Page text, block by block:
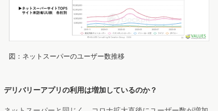
図：ネットスーパーのユーザー数推移
デリバリーアプリの利用は増加しているのか？